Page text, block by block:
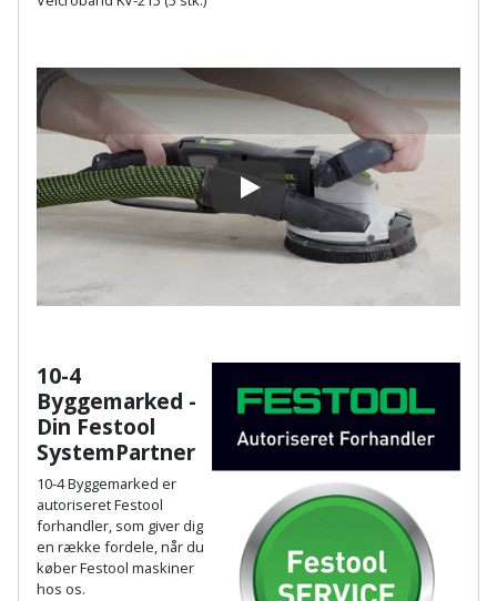
Tømrervinkel
Tragt
Ud-
aftrækker
Værktøjskasse
opbevaring
Vaterpas
Rundsav
Rundsavsklinge
Rystepudser
Rystepudsertilbehør
Slagboremaskine
Slagskruetrækker
Slibemaskine
Sømpistol
Sømpistoltilbehør
Spånsuger
Terrassevarmer
Tømidler
Tørrestativ
Udebruser
Varme
Varmepumpeskjuler
Velux
gardin
Play
10-4
Byggemarked -
Din Festool
SystemPartner
10-4 Byggemarked er
autoriseret Festool
forhandler, som giver dig
en række fordele, når du
køber Festool maskiner
hos os.